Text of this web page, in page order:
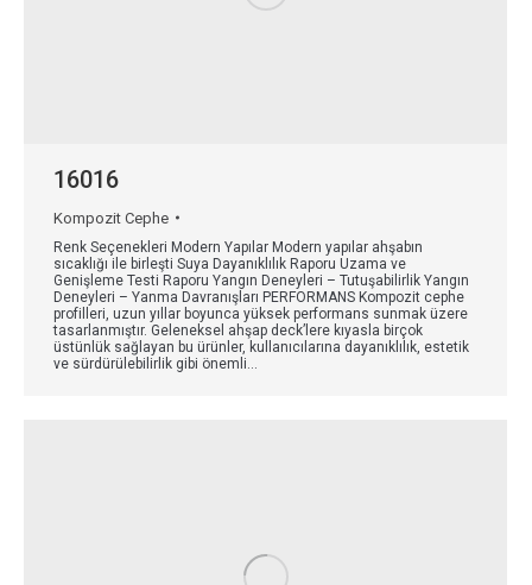
16016
Kompozit Cephe
Renk Seçenekleri Modern Yapılar Modern yapılar ahşabın
sıcaklığı ile birleşti Suya Dayanıklılık Raporu Uzama ve
Genişleme Testi Raporu Yangın Deneyleri – Tutuşabilirlik Yangın
Deneyleri – Yanma Davranışları PERFORMANS Kompozit cephe
profilleri, uzun yıllar boyunca yüksek performans sunmak üzere
tasarlanmıştır. Geleneksel ahşap deck’lere kıyasla birçok
üstünlük sağlayan bu ürünler, kullanıcılarına dayanıklılık, estetik
ve sürdürülebilirlik gibi önemli…